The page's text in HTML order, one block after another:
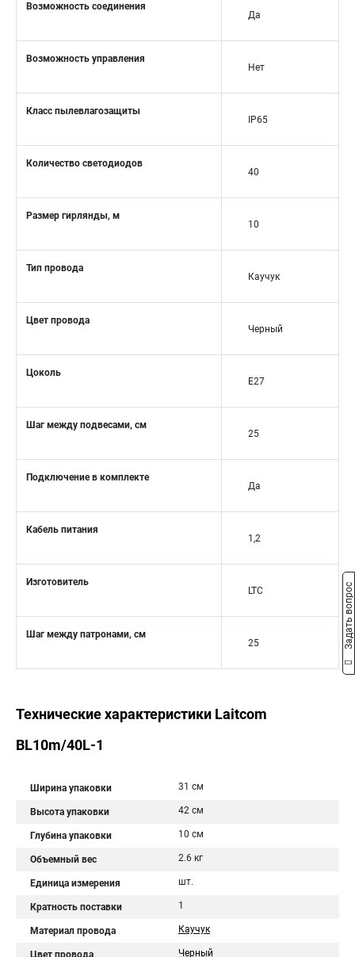
Возможность соединения
Да
Возможность управления
Нет
Класс пылевлагозащиты
IP65
Количество светодиодов
40
Размер гирлянды, м
10
Тип провода
Каучук
Цвет провода
Черный
Цоколь
Е27
Шаг между подвесами, см
25
Подключение в комплекте
Да
Кабель питания
1,2
Изготовитель
LTC
Шаг между патронами, см
25
Технические характеристики Laitcom
BL10m/40L-1
Ширина упаковки 31 см
Высота упаковки 42 см
Глубина упаковки 10 см
Объемный вес 2.6 кг
Единица измерения шт.
Кратность поставки 1
Материал провода Каучук
Цвет провода Черный
Задать вопрос